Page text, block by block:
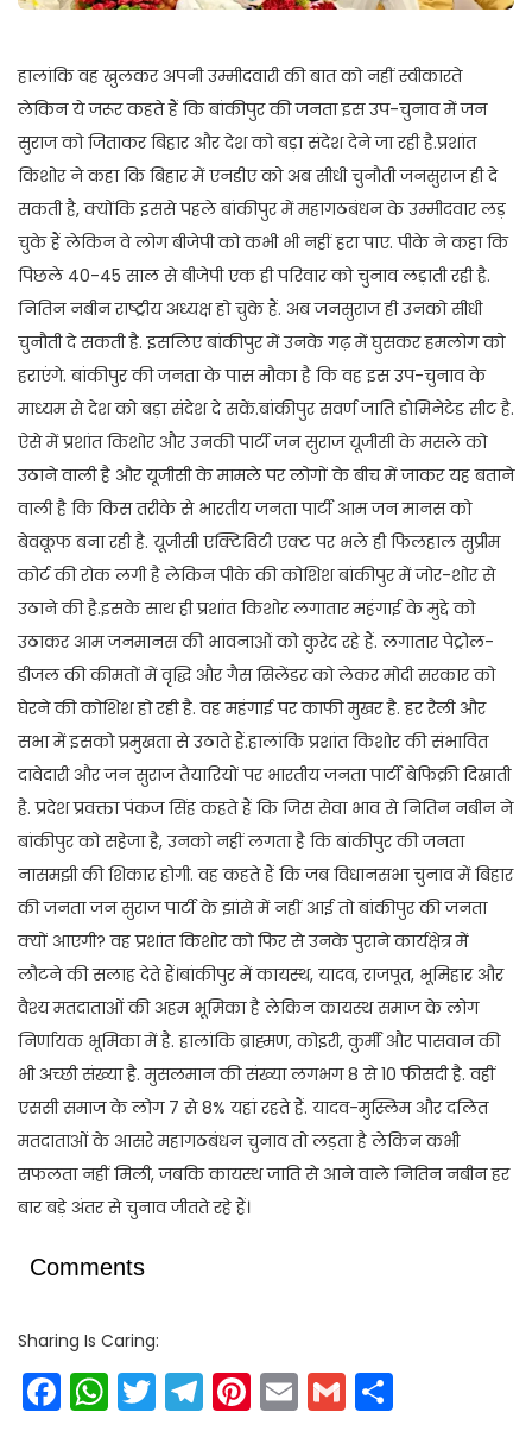
हालांकि वह खुलकर अपनी उम्मीदवारी की बात को नहीं स्वीकारते
लेकिन ये जरूर कहते हैं कि बांकीपुर की जनता इस उप-चुनाव में जन
सुराज को जिताकर बिहार और देश को बड़ा संदेश देने जा रही है.प्रशांत
किशोर ने कहा कि बिहार में एनडीए को अब सीधी चुनौती जनसुराज ही दे
सकती है, क्योंकि इससे पहले बांकीपुर में महागठबंधन के उम्मीदवार लड़
चुके हैं लेकिन वे लोग बीजेपी को कभी भी नहीं हरा पाए. पीके ने कहा कि
पिछले 40-45 साल से बीजेपी एक ही परिवार को चुनाव लड़ाती रही है.
नितिन नबीन राष्ट्रीय अध्यक्ष हो चुके हैं. अब जनसुराज ही उनको सीधी
चुनौती दे सकती है. इसलिए बांकीपुर में उनके गढ़ में घुसकर हमलोग को
हराएंगे. बांकीपुर की जनता के पास मौका है कि वह इस उप-चुनाव के
माध्यम से देश को बड़ा संदेश दे सकें.बांकीपुर सवर्ण जाति डोमिनेटेड सीट है.
ऐसे में प्रशांत किशोर और उनकी पार्टी जन सुराज यूजीसी के मसले को
उठाने वाली है और यूजीसी के मामले पर लोगों के बीच में जाकर यह बताने
वाली है कि किस तरीके से भारतीय जनता पार्टी आम जन मानस को
बेवकूफ बना रही है. यूजीसी एक्टिविटी एक्ट पर भले ही फिलहाल सुप्रीम
कोर्ट की रोक लगी है लेकिन पीके की कोशिश बांकीपुर में जोर-शोर से
उठाने की है.इसके साथ ही प्रशांत किशोर लगातार महंगाई के मुद्दे को
उठाकर आम जनमानस की भावनाओं को कुरेद रहे हैं. लगातार पेट्रोल-
डीजल की कीमतों में वृद्धि और गैस सिलेंडर को लेकर मोदी सरकार को
घेरने की कोशिश हो रही है. वह महंगाई पर काफी मुखर है. हर रैली और
सभा में इसको प्रमुखता से उठाते हैं.हालांकि प्रशांत किशोर की संभावित
दावेदारी और जन सुराज तैयारियों पर भारतीय जनता पार्टी बेफिक्री दिखाती
है. प्रदेश प्रवक्ता पंकज सिंह कहते हैं कि जिस सेवा भाव से नितिन नबीन ने
बांकीपुर को सहेजा है, उनको नहीं लगता है कि बांकीपुर की जनता
नासमझी की शिकार होगी. वह कहते हैं कि जब विधानसभा चुनाव में बिहार
की जनता जन सुराज पार्टी के झांसे में नहीं आई तो बांकीपुर की जनता
क्यों आएगी? वह प्रशांत किशोर को फिर से उनके पुराने कार्यक्षेत्र में
लौटने की सलाह देते हैं।बांकीपुर में कायस्थ, यादव, राजपूत, भूमिहार और
वैश्य मतदाताओं की अहम भूमिका है लेकिन कायस्थ समाज के लोग
निर्णायक भूमिका में है. हालांकि ब्राह्मण, कोइरी, कुर्मी और पासवान की
भी अच्छी संख्या है. मुसलमान की संख्या लगभग 8 से 10 फीसदी है. वहीं
एससी समाज के लोग 7 से 8% यहां रहते हैं. यादव-मुस्लिम और दलित
मतदाताओं के आसरे महागठबंधन चुनाव तो लड़ता है लेकिन कभी
सफलता नहीं मिली, जबकि कायस्थ जाति से आने वाले नितिन नबीन हर
बार बड़े अंतर से चुनाव जीतते रहे हैं।
Comments
Sharing Is Caring:
Facebook
WhatsApp
Twitter
Telegram
Pinterest
EmailGmail